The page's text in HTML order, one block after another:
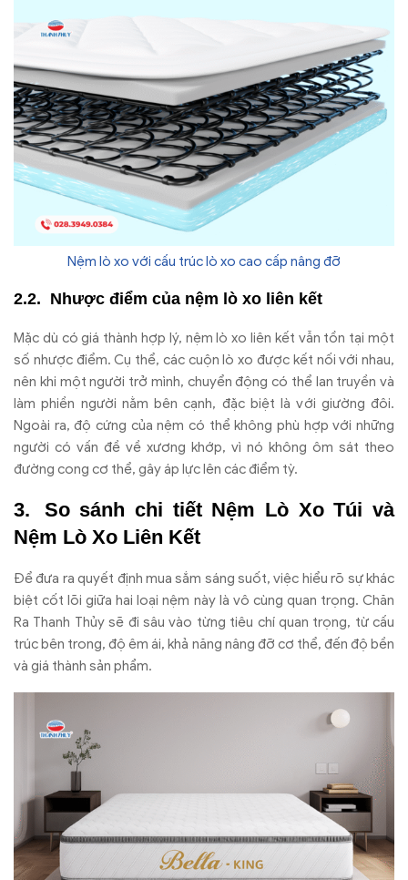
Nệm lò xo với cấu trúc lò xo cao cấp nâng đỡ
Nhược điểm của nệm l ò xo liên kết
Mặc dù có giá thành hợp lý, nệm lò xo liên kết vẫn tồn tại một
số nhược điểm. Cụ thể, các cuộn lò xo được kết nối với nhau,
nên khi một người trở mình, chuyểnđộng có thể lan truyền và
làm phiền người nằm bên cạnh, đặc biệt là với giườngđôi.
Ngoài ra,độ cứng của nệm có thể không phù hợp với những
người có vấn đề về xương khớp, vì nó không ôm sát theo
đường cong cơ thể, gây áp lực lên cácđiểm tỳ.
So sánh chi tiết Nệm Lò Xo Túi và
Nệm Lò Xo Liên Kết
Đểđưa ra quyết định mua sắm sáng suốt, việc hiểu rõ sự khác
biệt cốt lõi giữa hai loại nệm này là vô cùng quan trọng.Chăn
Ra Thanh Thủy sẽ đi sâu vào từng tiêu chí quan trọng, từ cấu
trúc bên trong,độêm ái, khả năng nâng đỡ cơ thể, đến độ bền
và giá thành sản phẩm.